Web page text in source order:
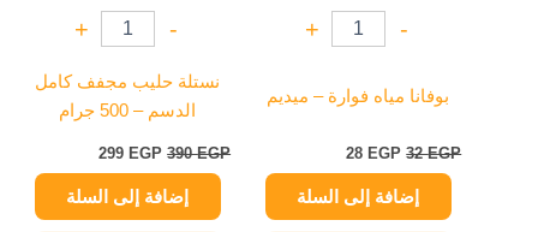
-
+
بوفانا مياه فوارة – ميديم
32EGP
28 EGP
إضافة إلى السلة
-
+
نستلة حليب مجفف كامل
الدسم – 500 جرام
390EGP
299 EGP
إضافة إلى السلة